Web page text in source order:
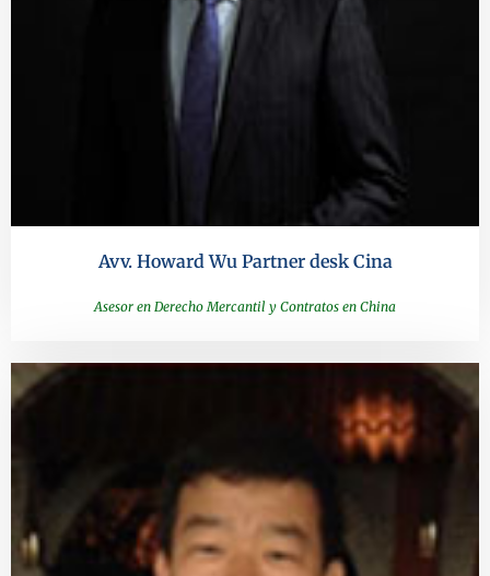
Avv. Howard Wu Partner desk Cina​
Asesor en Derecho Mercantil y Contratos en China